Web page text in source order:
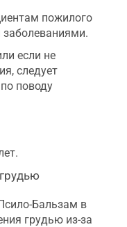
пожилого
если не
следует
поводу
Бальзам в
грудью из-за